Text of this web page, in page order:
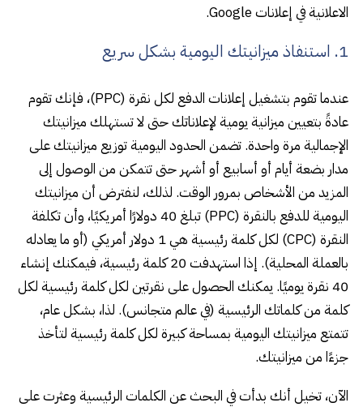
الاعلانية في إعلانات Google.
1. استنفاذ ميزانيتك اليومية بشكل سريع
عندما تقوم بتشغيل إعلانات الدفع لكل نقرة (PPC)، فإنك تقوم
عادةً بتعيين ميزانية يومية لإعلاناتك حتى لا تستهلك ميزانيتك
الإجمالية مرة واحدة. تضمن الحدود اليومية توزيع ميزانيتك على
مدار بضعة أيام أو أسابيع أو أشهر حتى تتمكن من الوصول إلى
المزيد من الأشخاص بمرور الوقت. لذلك، لنفترض أن ميزانيتك
اليومية للدفع بالنقرة (PPC) تبلغ 40 دولارًا أمريكيًا، وأن تكلفة
النقرة (CPC) لكل كلمة رئيسية هي 1 دولار أمريكي (أو ما يعادله
بالعملة المحلية). إذا استهدفت 20 كلمة رئيسية، فيمكنك إنشاء
40 نقرة يوميًا. يمكنك الحصول على نقرتين لكل كلمة رئيسية لكل
كلمة من كلماتك الرئيسية (في عالم متجانس). لذا، بشكل عام،
تتمتع ميزانيتك اليومية بمساحة كبيرة لكل كلمة رئيسية لتأخذ
جزءًا من ميزانيتك.
الآن، تخيل أنك بدأت في البحث عن الكلمات الرئيسية وعثرت على